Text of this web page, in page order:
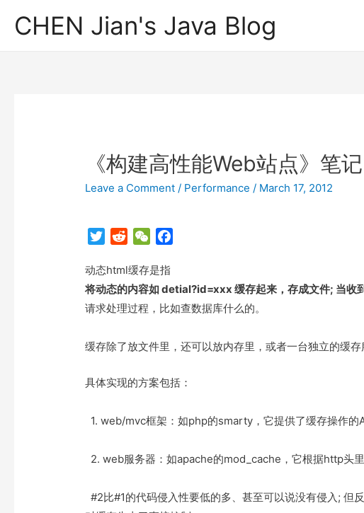
CHEN Jian's Java Blog
《构建高性能Web站点》笔
Leave a Comment / Performance / March 17, 2012
T
i
t
t
r
d
d
i
W
C
h
e
b
k
动态html缓存是指
将动态的内容如 detial?id=xxx 缓存起来，存成文件; 当收
请求处理过程，比如查数据库什么的。
缓存除了放文件里，还可以放内存里，或者一台独立的缓存
具体实现的方案包括：
1. web/mvc框架：如php的smarty，它提供了缓存操作的
2. web服务器：如apache的mod_cache，它根据http头
#2比#1的代码侵入性要低的多、甚至可以说没有侵入;